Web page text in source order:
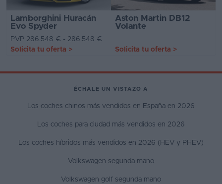
Lamborghini Huracán
Evo Spyder
Aston Martin DB12
Volante
PVP 286.548 € - 286.548 €
Solicita tu oferta > Solicita tu oferta >
ÉCHALE UN VISTAZO A
Los coches chinos más vendidos en España en 2026
Los coches para ciudad más vendidos en 2026
Los coches híbridos más vendidos en 2026 (HEV y PHEV)
Volkswagen segunda mano
Volkswagen golf segunda mano